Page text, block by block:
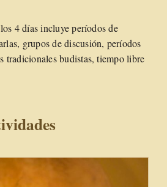
4 días incluye períodos de
grupos de discusión, períodos
tradicionales budistas, tiempo libre